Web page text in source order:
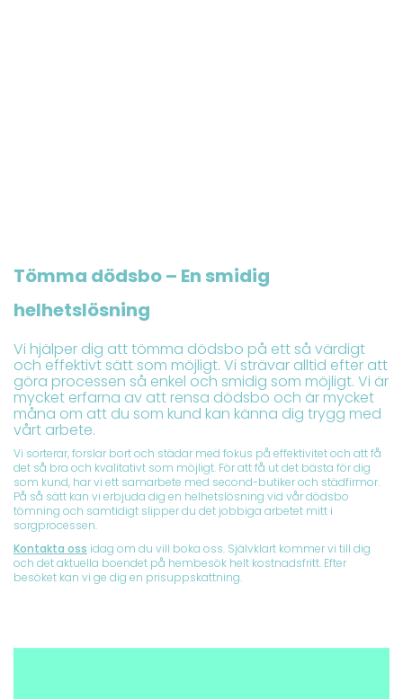
Tömma dödsbo – En smidig
helhetslösning
Vi hjälper dig att tömma dödsbo på ett så värdigt
och effektivt sätt som möjligt. Vi strävar alltid efter att
göra processen så enkel och smidig som möjligt. Vi är
mycket erfarna av att rensa dödsbo och är mycket
måna om att du som kund kan känna dig trygg med
vårt arbete.
Vi sorterar, forslar bort och städar med fokus på effektivitet och att få
det så bra och kvalitativt som möjligt. För att få ut det bästa för dig
som kund, har vi ett samarbete med second-butiker och städfirmor.
På så sätt kan vi erbjuda dig en helhetslösning vid vår dödsbo
tömning och samtidigt slipper du det jobbiga arbetet mitt i
sorgprocessen.
Kontakta oss idag om du vill boka oss. Självklart kommer vi till dig
och det aktuella boendet på hembesök helt kostnadsfritt. Efter
besöket kan vi ge dig en prisuppskattning.